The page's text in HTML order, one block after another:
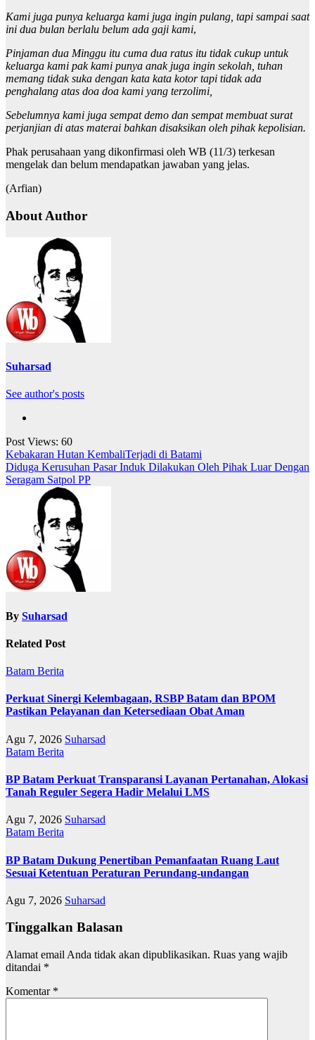
Kami juga punya keluarga kami juga ingin pulang, tapi sampai saat
ini dua bulan berlalu belum ada gaji kami,
Pinjaman dua Minggu itu cuma dua ratus itu tidak cukup untuk
keluarga kami pak kami punya anak juga ingin sekolah, tuhan
memang tidak suka dengan kata kata kotor tapi tidak ada
penghalang atas doa doa kami yang terzolimi,
Sebelumnya kami juga sempat demo dan sempat membuat surat
perjanjian di atas materai bahkan disaksikan oleh pihak kepolisian.
Phak perusahaan yang dikonfirmasi oleh WB (11/3) terkesan
mengelak dan belum mendapatkan jawaban yang jelas.
(Arfian)
About Author
Suharsad
See author's posts
Post Views: 60
Navigasi
pos
Kebakaran Hutan KembaliTerjadi di Batami
Diduga Kerusuhan Pasar Induk Dilakukan Oleh Pihak Luar Dengan
Seragam Satpol PP
By Suharsad
Related Post
Batam Berita
Perkuat Sinergi Kelembagaan, RSBP Batam dan BPOM
Pastikan Pelayanan dan Ketersediaan Obat Aman
Agu 7, 2026 Suharsad
Batam Berita
BP Batam Perkuat Transparansi Layanan Pertanahan, Alokasi
Tanah Reguler Segera Hadir Melalui LMS
Agu 7, 2026 Suharsad
Batam Berita
BP Batam Dukung Penertiban Pemanfaatan Ruang Laut
Sesuai Ketentuan Peraturan Perundang-undangan
Agu 7, 2026 Suharsad
Tinggalkan Balasan
Alamat email Anda tidak akan dipublikasikan. Ruas yang wajib
ditandai *
Komentar *